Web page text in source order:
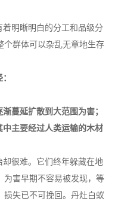
明晰明白的分工和品级分
个群体可以杂乱无章地生存
蔓延扩散到大范围为害；
主要经过人类运输的木材
很难。它们终年躲藏在地
为害早期不容易被发现，等
损失已不可挽回。丹灶白蚁